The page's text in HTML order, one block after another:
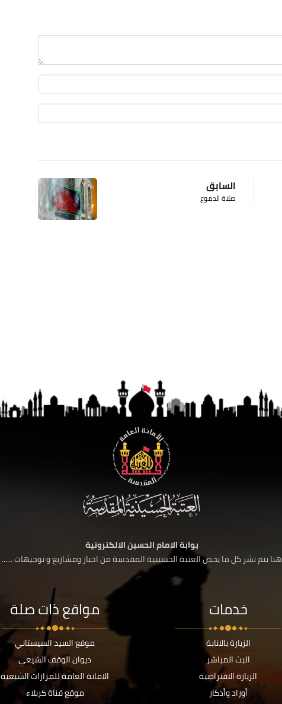
السابق
صلاة الدموع
بوابة الامام الحسين الالكترونية
هنا يتم نشر كل ما يخص العتبة الحسينية المقدسة من اخبار ومشاريع و توجيهات ......
خدمات
الزيارة بالانابة
البث المباشر
الزيارة الافتراضية
أوراد وأذكار
مواقع ذات صلة
موقع السيد السيستاني
ديوان الوقف الشيعي
الامانة العامة للمزارات الشيعية
موقع قناة كربلاء